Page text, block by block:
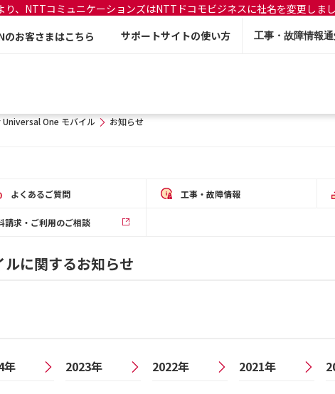
り、NTTコミュニケーションズはNTTドコモビジネスに社名を変更しま
のお客さまはこちら サポートサイトの使い方 工事・故障情報
One モバイル お知らせ
よくあるご質問 工事・故障情報
請求・ご利用のご相談
に関するお知らせ
年 2023年 2022年 2021年